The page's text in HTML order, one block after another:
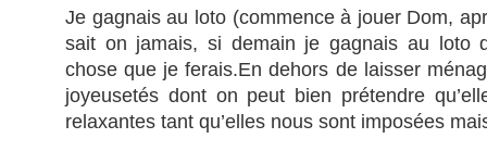
Je gagnais au loto (commence à jouer Dom,
sait on jamais, si demain je gagnais au loto
chose que je ferais.En dehors de laisser
joyeusetés dont on peut bien prétendre
relaxantes tant qu’elles nous sont imposées